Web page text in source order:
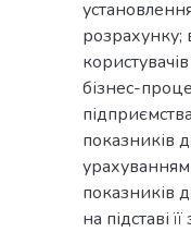
розрахунку;
бізнес-
показників
показників
на підставі